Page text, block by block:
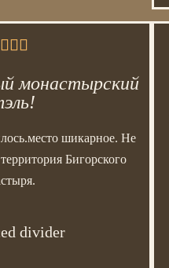

монастырский
шикарное. Не
Бигорского